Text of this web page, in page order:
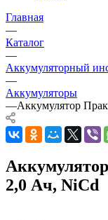
Главная
—
Каталог
—
Аккумуляторный
—
Аккумуляторы
—Аккумулятор
2,0 Ач, NiCd